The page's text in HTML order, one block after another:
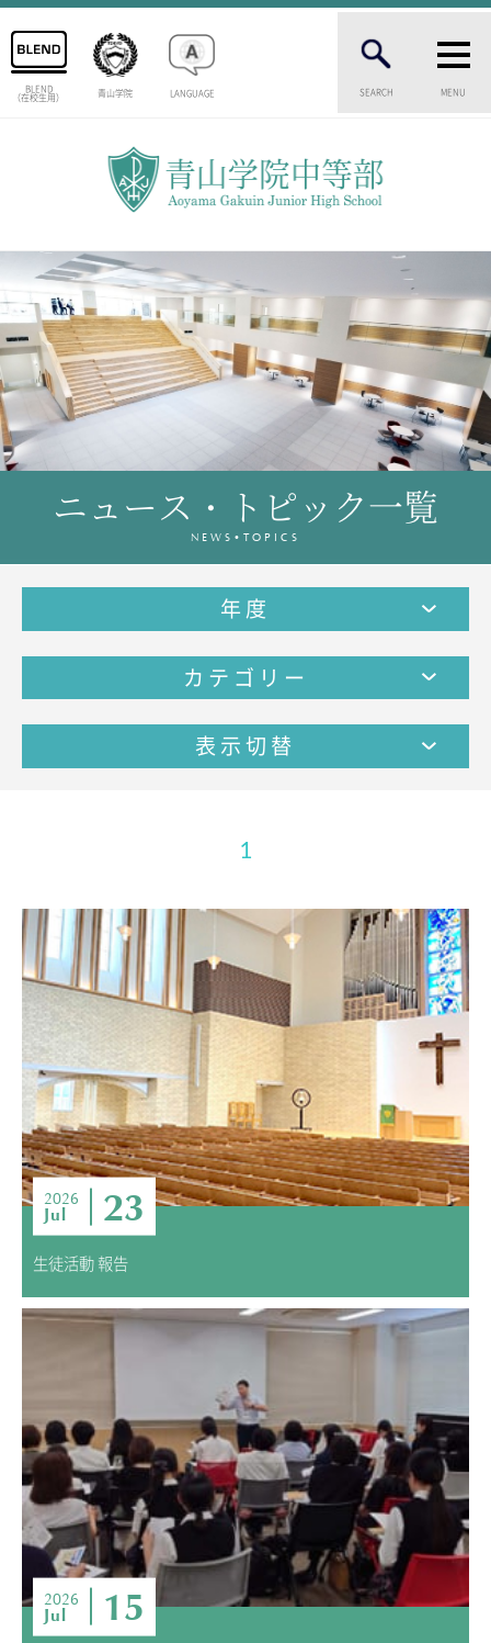
BLEND
（在校生用） 青山学院 LANGUAGE SEARCH MENU
中等部の歴史
特色ある教育
生徒数・教職員数
一貫校の流れ
卒業生インタビュー
校舎情報
メディアライブラリー
教育の特色・紹介
教育課程
教科学習
進学・進路
学友会
生徒の作品
ADMISSION
入試・入学案内
入試要項
志願者速報
合格者発表
学校説明会
入試結果
入学金・学費等一覧
入試問題
学校案内
公開行事の紹介
INFORMATION
総合案内
ニュース・トピック
お問い合わせ
キャンパスマップ
アクセスマップ
緊急・災害時の対応
ニュース・トピック一覧
NEWS•TOPICS
年度
カテゴリー
表示切替
1
2026
Jul 23
生徒活動 報告
2026
Jul 15